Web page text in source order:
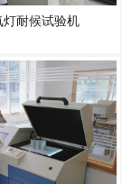
灯耐候试验机